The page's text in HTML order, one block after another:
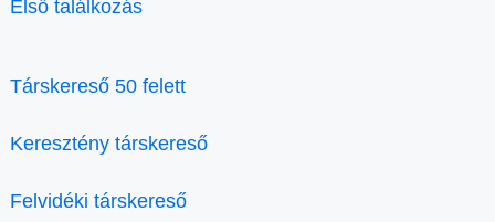
Első találkozás
Társkereső 50 felett
Keresztény társkereső
Felvidéki társkereső